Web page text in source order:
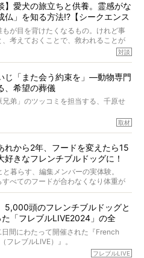
するほどに、そのフレンチブルドッグ
とまったく同じであることに、なん
まったのでした。
のすてきな暮らしを、BUHI編集長の
ら、切り取らせていただきます。
】愛犬の旅立ちと供養。霊感がな
仏」を知る方法!?【シークエンス
が目を背けたくなるもの。けれど事
考えておくことで、救われることが
「シークエンスはやとも」さんに、愛
いてインタビュー。
相手は、大の犬好きで心霊分野の知
さん。
と、ベッドやおもちゃはどうすればい
人でも愛犬が成仏したことを知る方
暗くなりすぎない、むしろ心がスッ
ャル対談です！
対談
じ「また会う約束を」―動物専門
、希望の葬儀
弟」のツッコミを担当する、千原せ
賢（せいけん）」。
して、なぜ動物専門僧侶という道を
どのように向き合うべきなのか。
取材
れから2年、フードを変えたら15
好きなフレンチブルドッグに！
暮らす、編集メンバーの実体験。
べてのフードが合わなくなり体重が
異常はなく「年齢のせいですね…」と言
のかな…そんなとき、我が家に届いたの
ード)」の試食品でした。
・フード)」を食べつづけて二年、愛
も元気にお散歩をしています。
望から今までを包み隠さず、時系列で
5,000頭のフレンチブルドッグと
「フレブルLIVE2024」の全
間にわたって開催された『French
フレブルLIVE）』。
のフレンチブルドッグと7,000人のフレ
フレブルLIVE